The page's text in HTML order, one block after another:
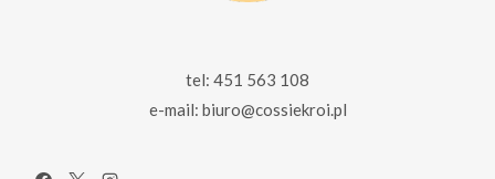
tel: 451 563 108
e-mail: biuro@cossiekroi.pl